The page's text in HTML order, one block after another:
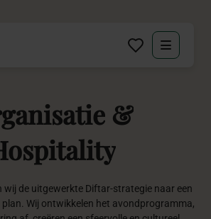
&
wij de uitgewerkte Diftar-strategie naar een
Wij ontwikkelen het avondprogramma,